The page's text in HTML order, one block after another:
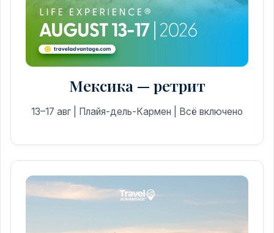
Мексика — ретрит
13–17 авг | Плайя-дель-Кармен | Всё включено